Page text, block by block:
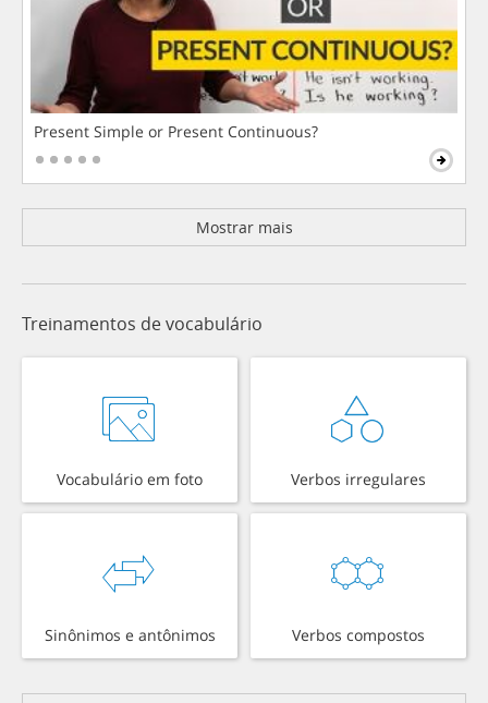
Present Simple or Present Continuous?
Mostrar mais
Treinamentos de vocabulário
Vocabulário em foto Verbos irregulares
Sinônimos e antônimos Verbos compostos